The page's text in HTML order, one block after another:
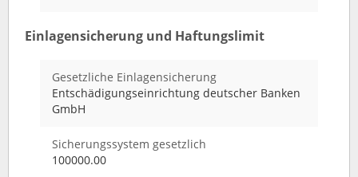
Einlagensicherung und Haftungslimit
Gesetzliche Einlagensicherung
Entschädigungseinrichtung deutscher Banken
GmbH
Sicherungssystem gesetzlich
100000.00